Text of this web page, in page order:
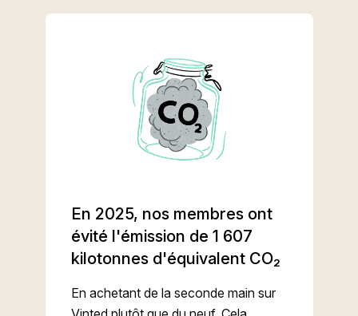
En 2025, nos membres ont
évité l'émission de 1 607
kilotonnes d'équivalent CO₂
En achetant de la seconde main sur